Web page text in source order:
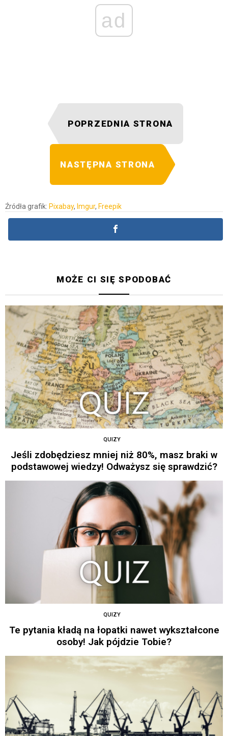
ad
POPRZEDNIA STRONA
NASTĘPNA STRONA
Źródła grafik: Pixabay, Imgur, Freepik
MOŻE CI SIĘ SPODOBAĆ
QUIZY
Jeśli zdobędziesz mniej niż 80%, masz braki w
podstawowej wiedzy! Odważysz się sprawdzić?
QUIZY
Te pytania kładą na łopatki nawet wykształcone
osoby! Jak pójdzie Tobie?